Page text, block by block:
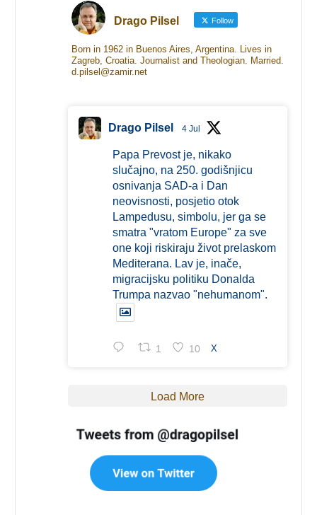
Drago Pilsel Follow
Born in 1962 in Buenos Aires, Argentina. Lives in
Zagreb, Croatia. Journalist and Theologian. Married.
d.pilsel@zamir.net
Drago Pilsel 4 Jul
Papa Prevost je, nikako
slučajno, na 250. godišnjicu
osnivanja SAD-a i Dan
neovisnosti, posjetio otok
Lampedusu, simbolu, jer ga se
smatra "vratom Europe" za sve
one koji riskiraju život prelaskom
Mediterana. Lav je, inače,
migracijsku politiku Donalda
Trumpa nazvao "nehumanom".
1 10 X
Load More